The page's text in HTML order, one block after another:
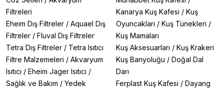
Filtreleri
Eheim Dış Filtreler / Aquael Dış
Filtreler / Fluval Dış Filtreler
Tetra Dış Filtreler / Tetra Isıtıcı
Filtre Malzemeleri / Akvaryum
Isıtıcı / Eheim Jager Isıtıcı /
Sağlık ve Bakım / Yedek
Kanarya Kuş Kafesi / Kuş
Oyuncakları / Kuş Tünekleri /
Kuş Mamaları
Kuş Aksesuarları / Kuş Krakeri
Kuş Banyoluğu / Doğal Dal
Darı
Ferplast Kuş Kafesi / Dayang